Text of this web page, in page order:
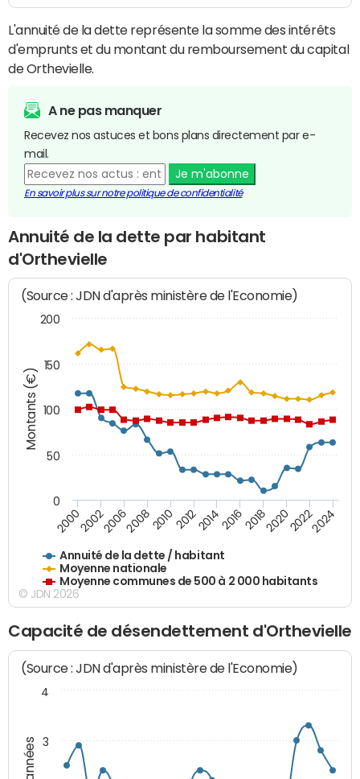
L'annuité de la dette représente la somme des intérêts
d'emprunts et du montant du remboursement du capital
de Orthevielle.
A ne pas manquer
Recevez nos astuces et bons plans directement par e-
mail.
Je m'abonne
En savoir plus sur notre politique de confidentialité
Annuité de la dette par habitant
d'Orthevielle
Montants (€)
(Source : JDN d'après ministère de l'Economie)
Annuité de la dette / habitant
Moyenne nationale
Moyenne communes de 500 à 2 000 habitants
200020022006200820102012201420162018202020222024
0
50
100
150
200
© JDN 2026
Capacité de désendettement d'Orthevielle
(Source : JDN d'après ministère de l'Economie)
3
4